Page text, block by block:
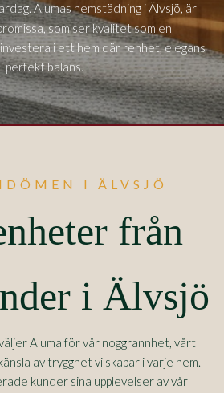
Alumas hemstädning iÄlvsjö, är
som ser kvalitet som en
i ett hem där renhet, elegans
perfekt balans.
I ÄLVSJÖ
från
i Älvsjö
Aluma för vår noggrannhet, vårt
av trygghet vi skapar i varje hem.
kunder sina upplevelser av vår